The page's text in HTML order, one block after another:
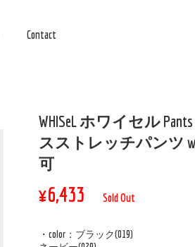
Contact
WHISeL ホワイセル
スストレッチパンツ
可
¥6,433 Sold Out
・color：ブラック(019)